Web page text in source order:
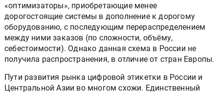
«оптимизаторы», приобретающие менее
дорогостоящие системы в дополнение к дорогому
оборудованию, с последующим перераспределением
между ними заказов (по сложности, объёму,
себестоимости). Однако данная схема в России не
получила распространения, в отличие от стран Европы.
Пути развития рынка цифровой этикетки в России и
Центральной Азии во многом схожи. Единственный